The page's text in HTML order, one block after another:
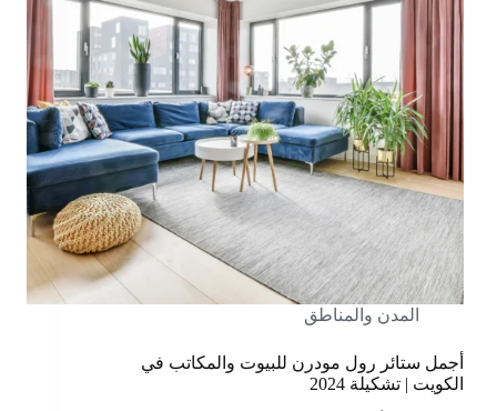
المدن والمناطق
أجمل ستائر رول مودرن للبيوت والمكاتب في
الكويت | تشكيلة 2024